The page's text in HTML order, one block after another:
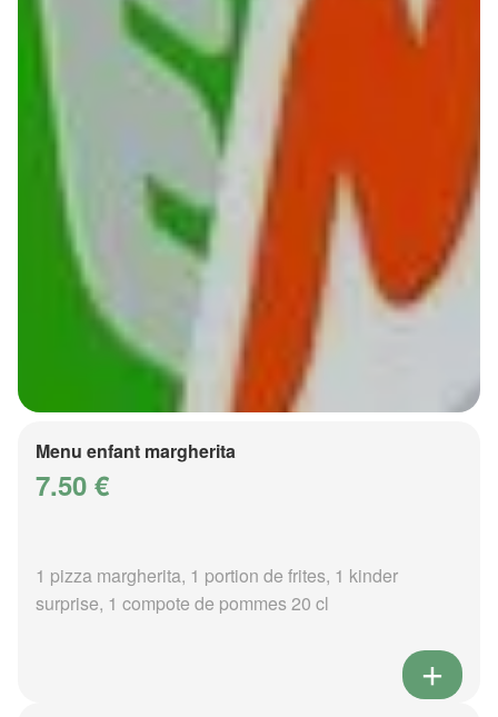
Menu enfant margherita
7.50 €
1 pizza margherita, 1 portion de frites, 1 kinder
surprise, 1 compote de pommes 20 cl